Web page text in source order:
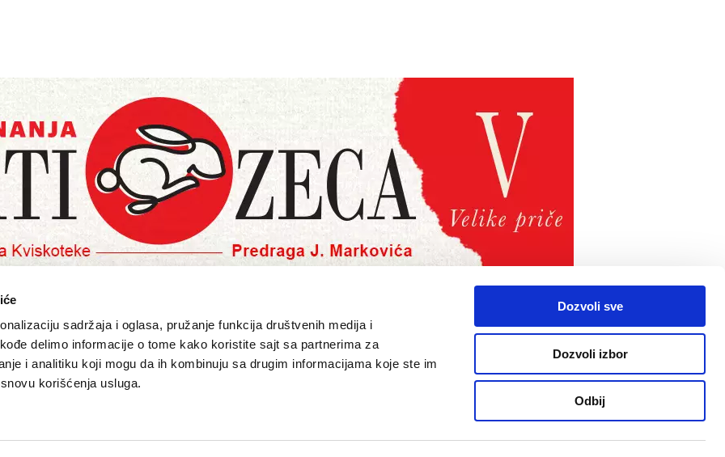
sadržaja i oglasa, pružanje funkcija društvenih medija i
delimo informacije o tome kako koristite sajt sa partnerima za
i analitiku koji mogu da ih kombinuju sa drugim informacijama koje ste im
korišćenja usluga.
Dozvoli sve
Dozvoli izbor
Odbij
O NAMA
Impresum
Marketing
PRETPLATA
Pretplati se